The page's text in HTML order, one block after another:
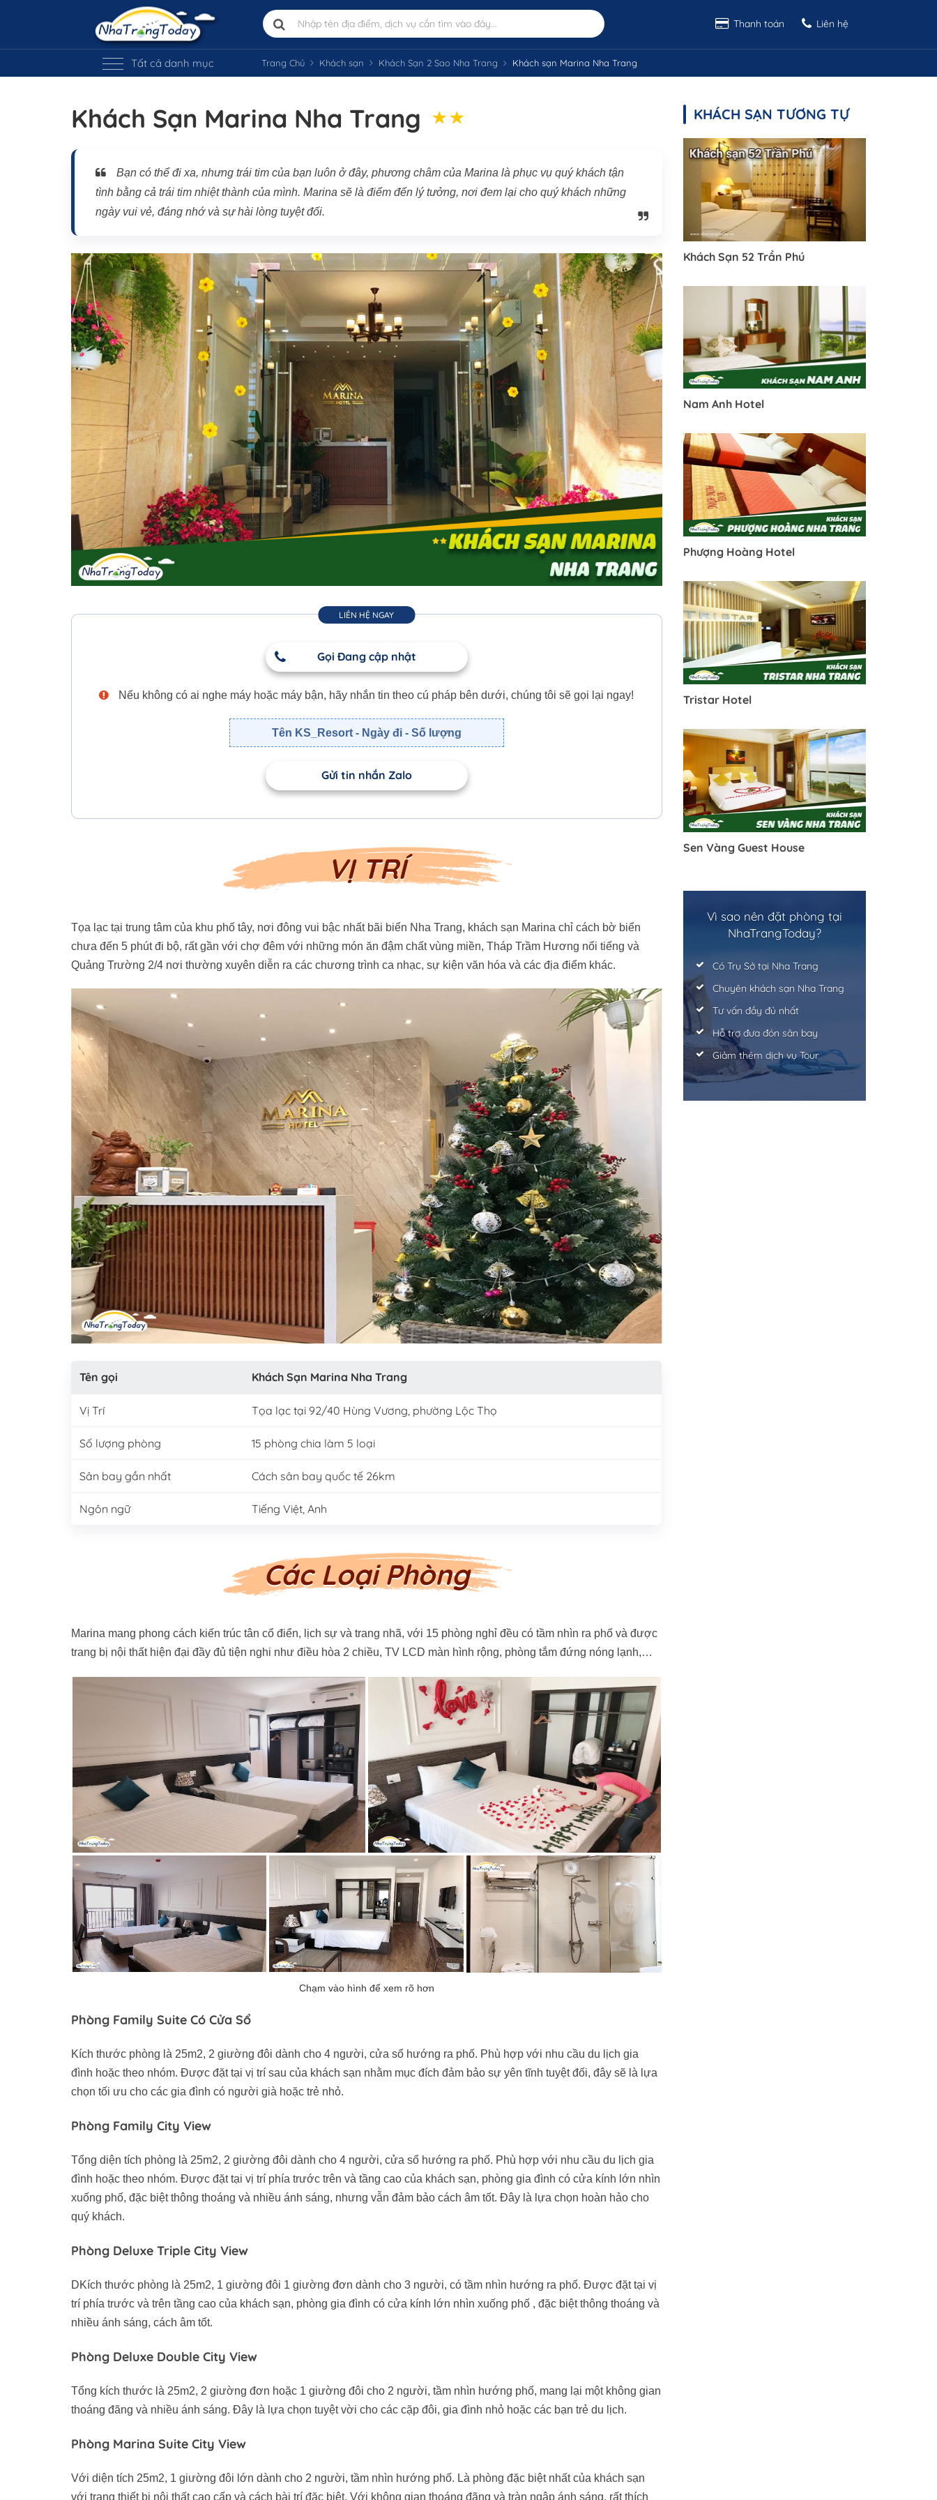
Thanh toán Liên hệ
Tất cả danh mục Trang Chủ Khách sạn Khách Sạn 2 Sao Nha Trang Khách sạn Marina Nha Trang
Khách Sạn Marina Nha Trang
Bạn có thể đi xa, nhưng trái tim của bạn luôn ở đây, phương châm của Marina là phục vụ quý khách tận
tình bằng cả trái tim nhiệt thành của mình. Marina sẽ là điểm đến lý tưởng, nơi đem lại cho quý khách những
ngày vui vẻ, đáng nhớ và sự hài lòng tuyệt đối.
LIÊN HỆ NGAY
Gọi Đang cập nhật
Nếu không có ai nghe máy hoặc máy bận, hãy nhắn tin theo cú pháp bên dưới, chúng tôi sẽ gọi lại ngay!
Tên KS_Resort - Ngày đi - Số lượng
Gửi tin nhắn Zalo
VỊ TRÍ
Tọa lạc tại trung tâm của khu phố tây, nơi đông vui bậc nhất bãi biển Nha Trang, khách sạn Marina chỉ cách bờ biển
chưa đến 5 phút đi bộ, rất gần với chợ đêm với những món ăn đậm chất vùng miền, Tháp Trầm Hương nổi tiếng và
Quảng Trường 2/4 nơi thường xuyên diễn ra các chương trình ca nhạc, sự kiện văn hóa và các địa điểm khác.
Tên gọi Khách Sạn Marina Nha Trang
Vị Trí Tọa lạc tại 92/40 Hùng Vương, phường Lộc Thọ
Số lượng phòng 15 phòng chia làm 5 loại
Sân bay gần nhất Cách sân bay quốc tế 26km
Ngôn ngữ Tiếng Việt, Anh
Các Loại Phòng
Marina mang phong cách kiến trúc tân cổ điển, lịch sự và trang nhã, với 15 phòng nghỉ đều có tầm nhìn ra phố và được
trang bị nội thất hiện đại đầy đủ tiện nghi như điều hòa 2 chiều, TV LCD màn hình rộng, phòng tắm đứng nóng lạnh,…
Phòng Family Suite Có Cửa Sổ
Kích thước phòng là 25m2, 2 giường đôi dành cho 4 người, cửa sổ hướng ra phố. Phù hợp với nhu cầu du lịch gia
đình hoặc theo nhóm. Được đặt tại vị trí sau của khách sạn nhằm mục đích đảm bảo sự yên tĩnh tuyệt đối, đây sẽ là lựa
chọn tối ưu cho các gia đình có người già hoặc trẻ nhỏ.
Phòng Family City View
Tổng diện tích phòng là 25m2, 2 giường đôi dành cho 4 người, cửa sổ hướng ra phố. Phù hợp với nhu cầu du lịch gia
đình hoặc theo nhóm. Được đặt tại vị trí phía trước trên và tầng cao của khách sạn, phòng gia đình có cửa kính lớn nhìn
xuống phố, đặc biệt thông thoáng và nhiều ánh sáng, nhưng vẫn đảm bảo cách âm tốt. Đây là lựa chọn hoàn hảo cho
quý khách.
Phòng Deluxe Triple City View
DKích thước phòng là 25m2, 1 giường đôi 1 giường đơn dành cho 3 người, có tầm nhìn hướng ra phố. Được đặt tại vị
trí phía trước và trên tầng cao của khách sạn, phòng gia đình có cửa kính lớn nhìn xuống phố , đặc biệt thông thoáng và
nhiều ánh sáng, cách âm tốt.
Phòng Deluxe Double City View
Tổng kích thước là 25m2, 2 giường đơn hoặc 1 giường đôi cho 2 người, tầm nhìn hướng phố, mang lại một không gian
thoáng đãng và nhiều ánh sáng. Đây là lựa chọn tuyệt vời cho các cặp đôi, gia đình nhỏ hoặc các bạn trẻ du lịch.
Phòng Marina Suite City View
Với diện tích 25m2, 1 giường đôi lớn dành cho 2 người, tầm nhìn hướng phố. Là phòng đặc biệt nhất của khách sạn
với trang thiết bị nội thất cao cấp và cách bài trí đặc biệt. Với không gian thoáng đãng và tràn ngập ánh sáng, rất thích
Vị trí trên bản đồ
KHÁCH SẠN TƯƠNG TỰ
Khách Sạn 52 Trần Phú
Nam Anh Hotel
Phượng Hoàng Hotel
Tristar Hotel
Sen Vàng Guest House
Vì sao nên đặt phòng tại
NhaTrangToday?
Có Trụ Sở tại Nha Trang
Chuyên khách sạn Nha Trang
Tư vấn đầy đủ nhất
Hỗ trợ đưa đón sân bay
Giảm thêm dịch vụ Tour